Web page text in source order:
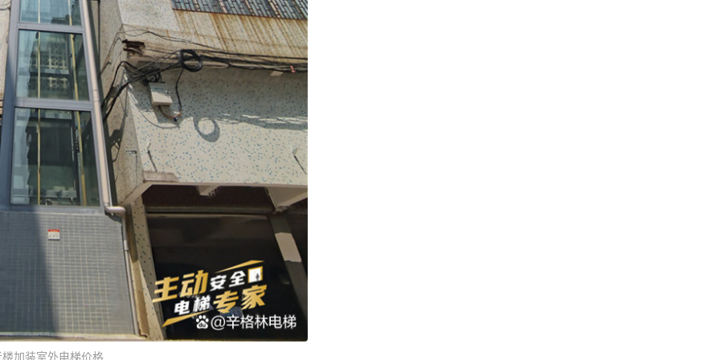
加装室外电梯价格